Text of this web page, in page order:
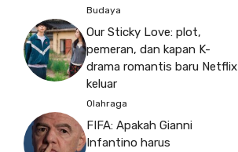
Budaya
Our Sticky Love: plot,
pemeran, dan kapan K-
drama romantis baru Netflix
keluar
Olahraga
FIFA: Apakah Gianni
Infantino harus